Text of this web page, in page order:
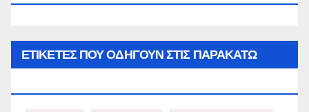
ΕΤΙΚΈΤΕΣ ΠΟΥ ΟΔΗΓΟΎΝ ΣΤΙΣ ΠΑΡΑΚΆΤΩ